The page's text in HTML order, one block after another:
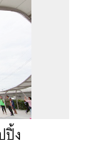
ปิ้ง